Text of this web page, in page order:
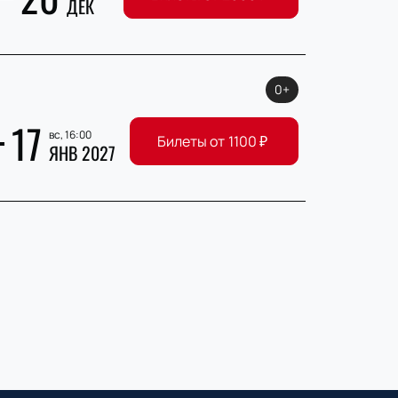
ДЕК
17 вс, 16:00
ЯНВ 2027
0+
Билеты от 1100₽